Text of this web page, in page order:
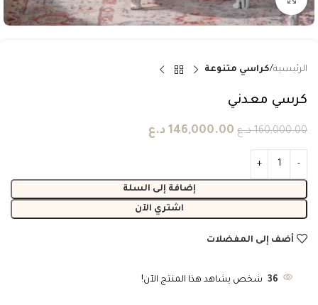
الرئيسية كراسي متنوعة
كرسي معدني
160,000.00 د.ع 146,000.00 د.ع
إضافة إلى السلة
اشتري الآن
أضف إلى المفضلات
36 شخص يشاهد هذا المنتج الآن!